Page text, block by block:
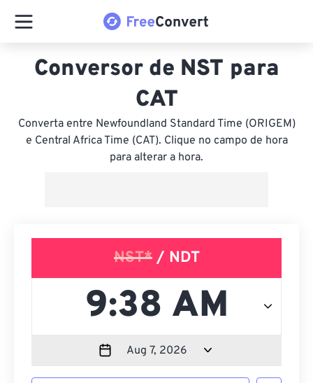
Conversor de NST para
CAT
Converta entre Newfoundland Standard Time (ORIGEM)
e Central Africa Time (CAT). Clique no campo de hora
para alterar a hora.
NST*/ NDT